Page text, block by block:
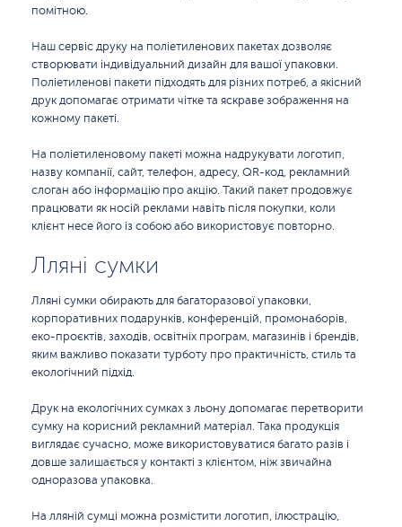
помітною.
Наш сервіс друку на поліетиленових пакетах дозволяє
створювати індивідуальний дизайн для вашої упаковки.
Поліетиленові пакети підходять для різних потреб, а якісний
друк допомагає отримати чітке та яскраве зображення на
кожному пакеті.
На поліетиленовому пакеті можна надрукувати логотип,
назву компанії, сайт, телефон, адресу, QR-код, рекламний
слоган або інформацію про акцію. Такий пакет продовжує
працювати як носій реклами навіть після покупки, коли
клієнт несе його із собою або використовує повторно.
Лляні сумки
Лляні сумки обирають для багаторазової упаковки,
корпоративних подарунків, конференцій, промонаборів,
еко-проєктів, заходів, освітніх програм, магазинів і брендів,
яким важливо показати турботу про практичність, стиль та
екологічний підхід.
Друк на екологічних сумках з льону допомагає перетворити
сумку на корисний рекламний матеріал. Така продукція
виглядає сучасно, може використовуватися багато разів і
довше залишається у контакті з клієнтом, ніж звичайна
одноразова упаковка.
На лляній сумці можна розмістити логотип, ілюстрацію,